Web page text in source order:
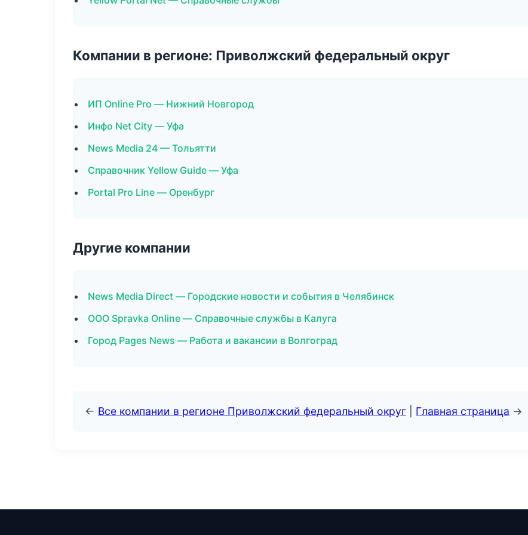
Компании в регионе: Приволжский федеральный округ
ИП Online Pro — Нижний Новгород
Инфо Net City — Уфа
News Media 24 — Тольятти
Справочник Yellow Guide — Уфа
Portal Pro Line — Оренбург
Другие компании
News Media Direct — Городские новости и события в Челябинск
ООО Spravka Online — Справочные службы в Калуга
Город Pages News — Работа и вакансии в Волгоград
← Все компании в регионе Приволжский федеральный округ Главная страница →